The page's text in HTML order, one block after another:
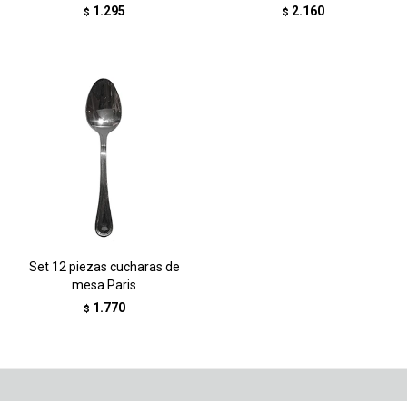
$ 1.295 $ 2.160
Set 12 piezas cucharas de
mesa Paris
$ 1.770